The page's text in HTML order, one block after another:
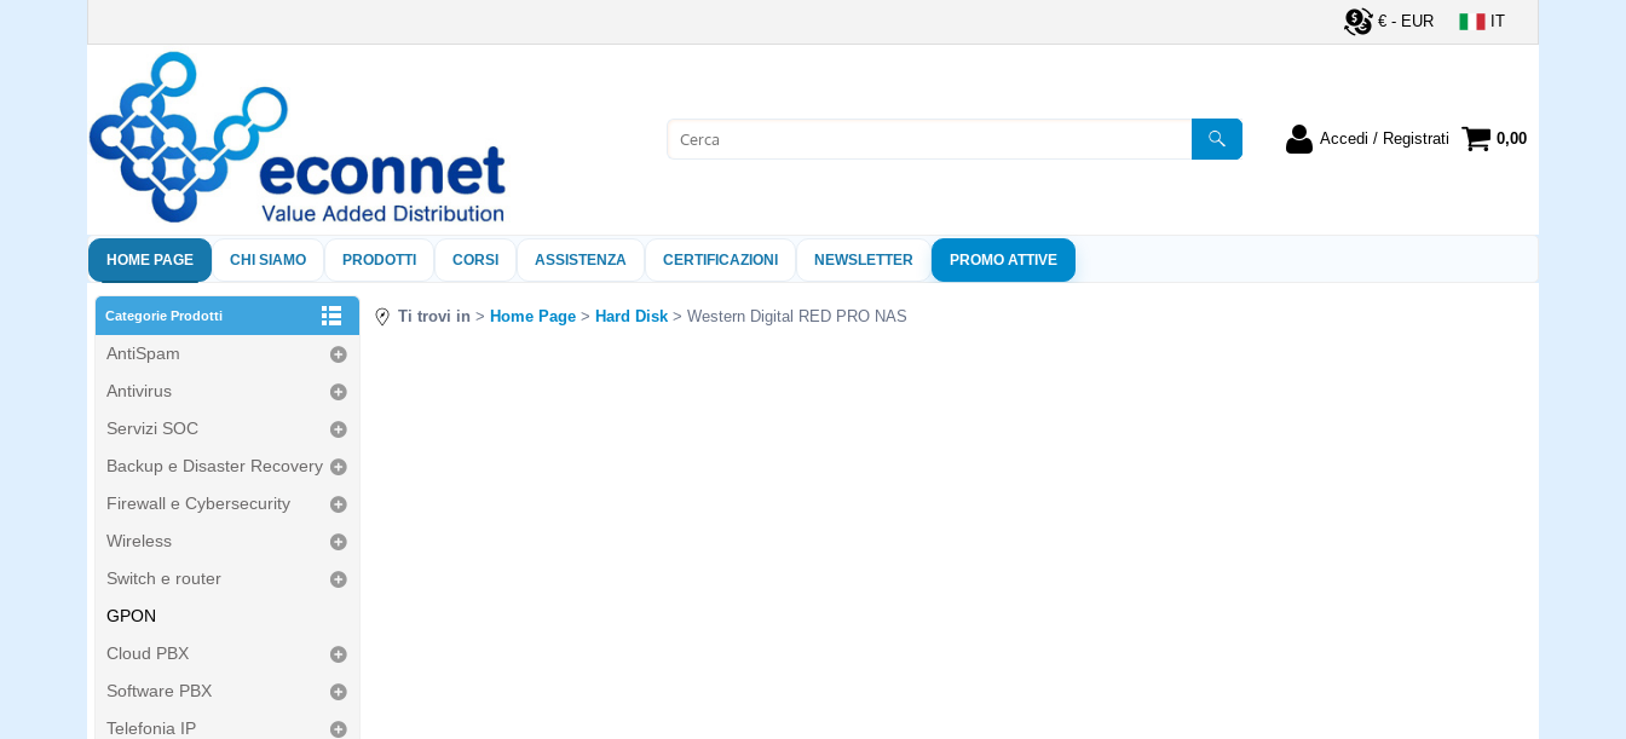
€ - EUR IT
Accedi / Registrati
nome utente e la password e poi
clicca sul pulsante "Accedi"
0,00
HOME PAGE CHI SIAMO PRODOTTI CORSI ASSISTENZA CERTIFICAZIONI NEWSLETTER PROMO ATTIVE
Categorie Prodotti
AntiSpam
Antivirus
Servizi SOC
Backup e Disaster Recovery
Firewall e Cybersecurity
Wireless
Switch e router
GPON
Cloud PBX
Software PBX
Telefonia IP
Ti trovi in Home Page Hard Disk Western Digital RED PRO NAS